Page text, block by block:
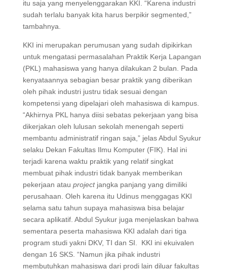
itu saja yang menyelenggarakan KKI. “Karena industri
sudah terlalu banyak kita harus berpikir segmented,”
tambahnya.
KKI ini merupakan perumusan yang sudah dipikirkan
untuk mengatasi permasalahan Praktik Kerja Lapangan
(PKL) mahasiswa yang hanya dilakukan 2 bulan. Pada
kenyataannya sebagian besar praktik yang diberikan
oleh pihak industri justru tidak sesuai dengan
kompetensi yang dipelajari oleh mahasiswa di kampus.
“Akhirnya PKL hanya diisi sebatas pekerjaan yang bisa
dikerjakan oleh lulusan sekolah menengah seperti
membantu administratif ringan saja,” jelas Abdul Syukur
selaku Dekan Fakultas Ilmu Komputer (FIK). Hal ini
terjadi karena waktu praktik yang relatif singkat
membuat pihak industri tidak banyak memberikan
pekerjaan atau projectjangka panjang yang dimiliki
perusahaan. Oleh karena itu Udinus menggagas KKI
selama satu tahun supaya mahasiswa bisa belajar
secara aplikatif. Abdul Syukur juga menjelaskan bahwa
sementara peserta mahasiswa KKI adalah dari tiga
program studi yakni DKV, TI dan SI. KKI ini ekuivalen
dengan 16 SKS. “Namun jika pihak industri
membutuhkan mahasiswa dari prodi lain diluar fakultas